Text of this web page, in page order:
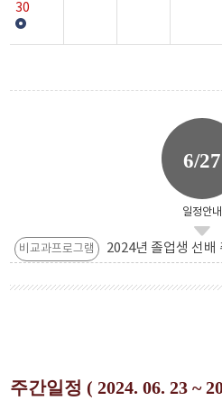
30
6/27
일정안내
비교과프로그램 2024년 졸업생 선배
주간일정 ( 2024. 06. 23 ~